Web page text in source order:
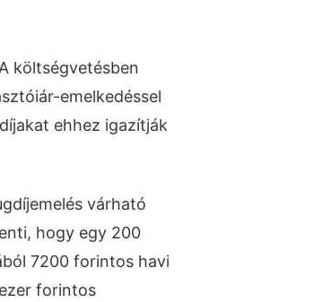
költségvetésben
emelkedéssel
ehhez igazítják
várható
hogy egy 200
7200 forintos havi
forintos